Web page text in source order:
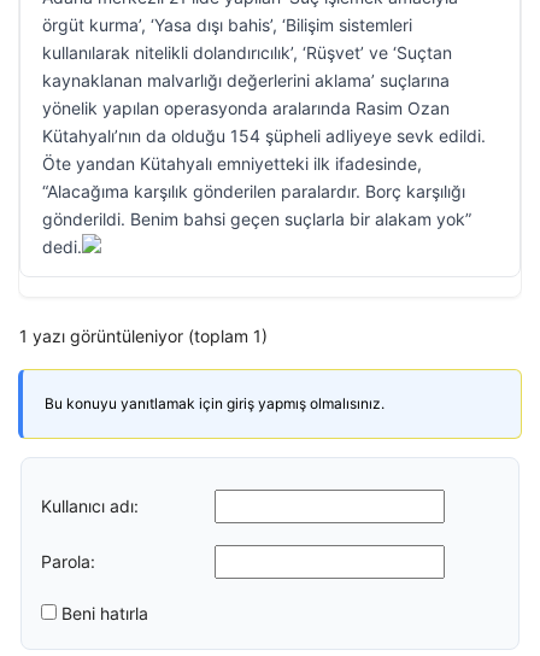
örgüt kurma’, ‘Yasa dışı bahis’, ‘Bilişim sistemleri
kullanılarak nitelikli dolandırıcılık’, ‘Rüşvet’ ve ‘Suçtan
kaynaklanan malvarlığı değerlerini aklama’ suçlarına
yönelik yapılan operasyonda aralarında Rasim Ozan
Kütahyalı’nın da olduğu 154 şüpheli adliyeye sevk edildi.
Öte yandan Kütahyalı emniyetteki ilk ifadesinde,
“Alacağıma karşılık gönderilen paralardır. Borç karşılığı
gönderildi. Benim bahsi geçen suçlarla bir alakam yok”
dedi.
1 yazı görüntüleniyor (toplam 1)
Bu konuyu yanıtlamak için giriş yapmış olmalısınız.
Kullanıcı adı:
Parola:
Beni hatırla